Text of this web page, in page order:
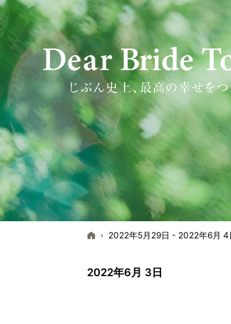
ホーム
2022年5月29日 - 2022年6月 4
2022年6月 3日